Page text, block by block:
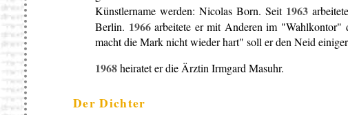
Künstlername werden: Nicolas Born. Seit 1963
Berlin. 1966arbeitete er mit Anderen im "Wahlkontor"
macht die Mark nicht wieder hart" soll er den Neid
1968heiratet er die Ärztin Irmgard Masuhr.
Der Dichter